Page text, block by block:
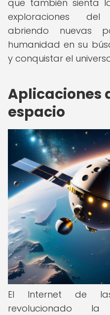
que también sienta
exploraciones
abriendo nuevas
humanidad en su
y conquistar el
Aplicaciones
espacio
El Internet de
revolucionado